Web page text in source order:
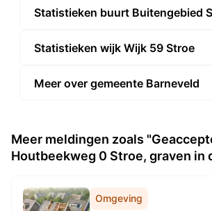
Statistieken buurt Buitengebied
Statistieken wijk Wijk 59 Stroe
Meer over gemeente Barneveld
Meer meldingen zoals
Houtbeekweg 0 Stroe, graven in
Omgeving